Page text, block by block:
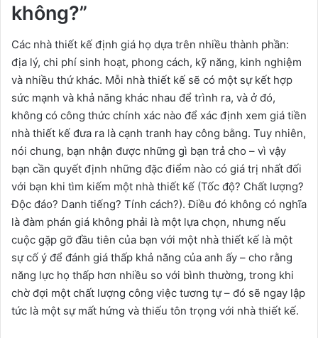
không?”
Các nhà thiết kế định giá họ dựa trên nhiều thành phần:
địa lý, chi phí sinh hoạt, phong cách, kỹ năng, kinh nghiệm
và nhiều thứ khác. Mỗi nhà thiết kế sẽ có một sự kết hợp
sức mạnh và khả năng khác nhau để trình ra, và ở đó,
không có công thức chính xác nào để xác định xem giá tiền
nhà thiết kế đưa ra là cạnh tranh hay công bằng. Tuy nhiên,
nói chung, bạn nhận được những gì bạn trả cho – vì vậy
bạn cần quyết định những đặc điểm nào có giá trị nhất đối
với bạn khi tìm kiếm một nhà thiết kế (Tốc độ? Chất lượng?
Độc đáo? Danh tiếng? Tính cách?). Điều đó không có nghĩa
là đàm phán giá không phải là một lựa chọn, nhưng nếu
cuộc gặp gỡ đầu tiên của bạn với một nhà thiết kế là một
sự cố ý để đánh giá thấp khả năng của anh ấy – cho rằng
năng lực họ thấp hơn nhiều so với bình thường, trong khi
chờ đợi một chất lượng công việc tương tự – đó sẽ ngay lập
tức là một sự mất hứng và thiếu tôn trọng với nhà thiết kế.